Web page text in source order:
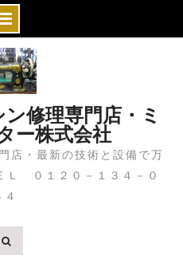
修理専門店・ミ
ー株式会社
店・最新の技術と設備で万
０１２０－１３４－０
４